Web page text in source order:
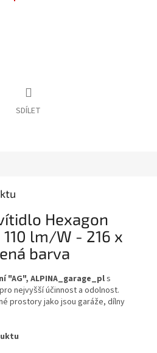
SDÍLET
Hexagon
lm/W - 216 x
barva
"AG", ALPINA_garage_pls
nejvyšší účinnost a odolnost.
prostory jako jsou garáže, dílny